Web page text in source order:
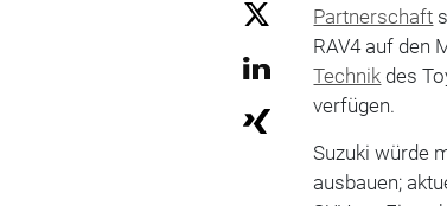
Partnerschaft
RAV4 auf den
Technik des
verfügen.
Suzuki würde
ausbauen;